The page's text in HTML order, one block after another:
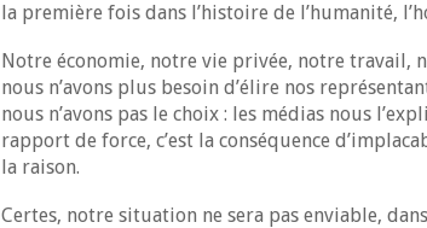
la première fois dans l’histoire de l’humanité,
Notre économie, notre vie privée, notre travail,
nous n’avons plus besoin d’élire nos
nous n’avons pas le choix : les médias nous
rapport de force, c’est la conséquence
la raison.
Certes, notre situation ne sera pas enviable,